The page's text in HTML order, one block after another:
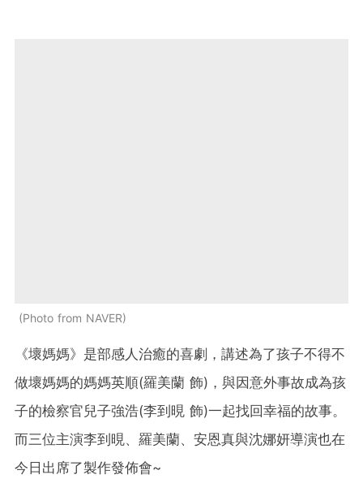
Photo from NAVER
《壞媽媽》是部感人治癒的喜劇，講述為了孩子不得不
做壞媽媽的媽媽英順(羅美蘭 飾)，與因意外事故成為孩
子的檢察官兒子強浩(李到晛 飾)一起找回幸福的故事。
而三位主演李到晛、羅美蘭、安恩真與沈娜妍導演也在
今日出席了製作發佈會~